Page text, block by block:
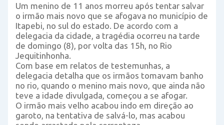
Um menino de 11 anos morreu após tentar salvar
o irmão mais novo que se afogava no município de
Itapebi, no sul do estado. De acordo com a
delegacia da cidade, a tragédia ocorreu na tarde
de domingo (8), por volta das 15h, no Rio
Jequitinhonha.
Com base em relatos de testemunhas, a
delegacia detalha que os irmãos tomavam banho
no rio, quando o menino mais novo, que ainda não
teve a idade divulgada, começou a se afogar.
O irmão mais velho acabou indo em direção ao
garoto, na tentativa de salvá-lo, mas acabou